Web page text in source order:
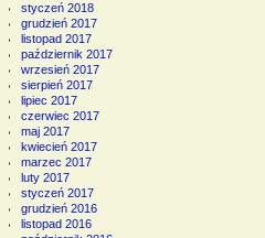
styczeń 2018
grudzień 2017
listopad 2017
październik 2017
wrzesień 2017
sierpień 2017
lipiec 2017
czerwiec 2017
maj 2017
kwiecień 2017
marzec 2017
luty 2017
styczeń 2017
grudzień 2016
listopad 2016